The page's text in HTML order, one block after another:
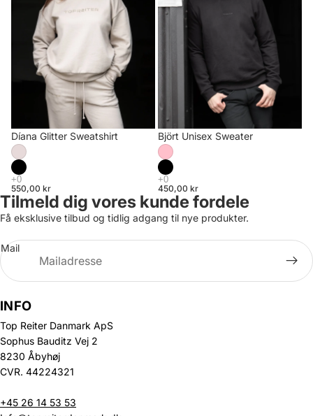
Díana Glitter Sweatshirt
550,00 kr
Björt Unisex Sweater
450,00 kr
Tilmeld dig vores kunde fordele
Få eksklusive tilbud og tidlig adgang til nye produkter.
Mail
INFO
Top Reiter Danmark ApS
Sophus Bauditz Vej 2
8230 Åbyhøj
CVR. 44224321
+45 26 14 53 53